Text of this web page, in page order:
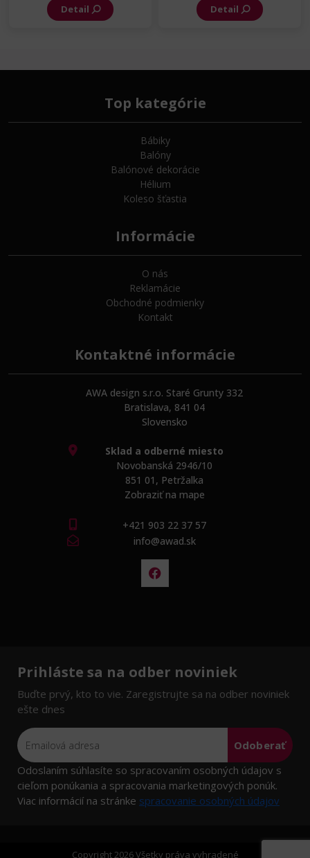
Detail Detail
Top kategórie
Bábiky
Balóny
Balónové dekorácie
Hélium
Koleso šťastia
Informácie
O nás
Reklamácie
Obchodné podmienky
Kontakt
Kontaktné informácie
AWA design s.r.o. Staré Grunty 332
Bratislava, 841 04
Slovensko
Sklad a odberné miesto
Novobanská 2946/10
851 01, Petržalka
Zobraziť na mape
+421 903 22 37 57
info@awad.sk
Prihláste sa na odber noviniek
Buďte prvý, kto to vie. Zaregistrujte sa na odber noviniek
ešte dnes
Odoberať
Odoslaním súhlasíte so spracovaním osobných údajov s
cieľom ponúkania a spracovania marketingových ponúk.
Viac informácií na stránke spracovanie osobných údajov
Copyright 2026 Všetky práva vyhradené